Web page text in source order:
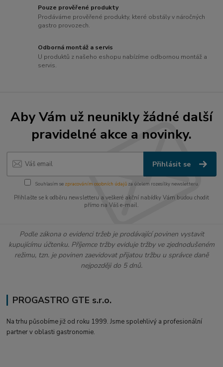
Pouze prověřené produkty
Prodáváme prověřené produkty, které obstály v náročných
gastro provozech.
Odborná montáž a servis
U produktů z našeho eshopu nabízíme odbornou montáž a
servis.
Aby Vám už neunikly žádné další
pravidelné akce a novinky.
Přihlásit se
Souhlasím se zpracováním osobních údajůza účelem rozesílky newsletteru.
Přihlašte se k odběru newsletteru a veškeré akční nabídky Vám budou chodit
přímo na Váš e-mail.
Podle zákona o evidenci tržeb je prodávající povinen vystavit
kupujícímu účtenku. Příjemce tržby eviduje tržby ve zjednodušeném
režimu, tzn. je povinen zaevidovat přijatou tržbu u správce daně
nejpozději do 5 dnů.
PROGASTRO GTE s.r.o.
Na trhu působíme již od roku 1999. Jsme spolehlivý a profesionální
partner v oblasti gastronomie.